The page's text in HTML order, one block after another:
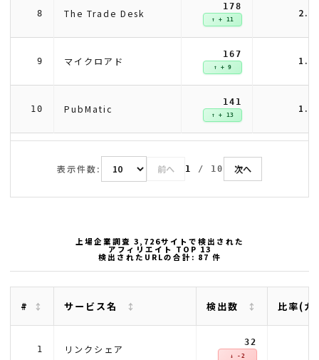
8 The Trade Desk
178
↑ + 11
9 マイクロアド
167
↑ + 9
10 PubMatic
141
↑ + 13
表示件数: 前へ 1 / 10 次へ
上場企業調査 3,726サイトで検出された
アフィリエイト TOP 13
検出されたURLの合計: 87 件
# サービス名 検出数 比率(
1 リンクシェア
32
↓ -2